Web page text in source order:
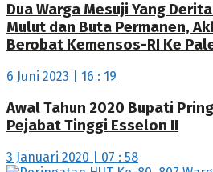
Dua Warga Mesuji Yang
Mulut dan Buta Permanen,
Berobat Kemensos-RI Ke
6 Juni 2023 | 16 : 19
Awal Tahun 2020 Bupati
Pejabat Tinggi Esselon II
3 Januari 2020 | 07 : 58